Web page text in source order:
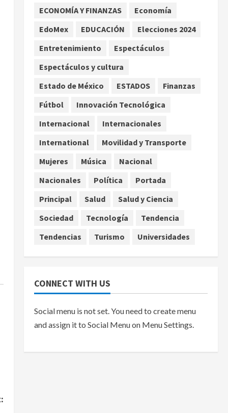
Desplome de la IA arrastra a
Street
agosto 7, 2026
4
Estudio en Science vincula el
consumo de fruta ancestral
humano
agosto 7, 2026
Internacional
EE.UU. amplía revisión de
de periodistas y ciertos
Canadá
agosto 7, 2026
ECONOMÍA Y FINANZAS
Economía
EdoMex
EDUCACIÓN
Elecciones 2024
Entretenimiento
Espectáculos
Espectáculos y cultura
Estado de México
ESTADOS
Finanzas
Fútbol
Innovación Tecnológica
Internacional
Internacionales
International
Movilidad y Transporte
Mujeres
Música
Nacional
Nacionales
Política
Portada
Principal
Salud
Salud y Ciencia
Sociedad
Tecnología
Tendencia
Tendencias
Turismo Universidades
CONNECT WITH US
Social menu is not set. You need to create menu
and assign it to Social Menu on Menu Settings.